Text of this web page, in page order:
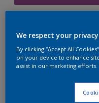
er hard aan om de
We respect your
By clicking “Accept All
on your device to enhance
assist in our marketing efforts.